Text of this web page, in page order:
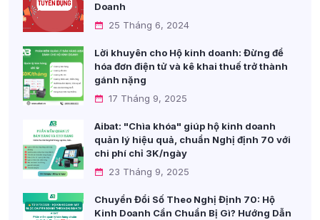
Doanh
25 Tháng 6, 2024
Lời khuyên cho Hộ kinh doanh: Đừng để
hóa đơn điện tử và kê khai thuế trở thành
gánh nặng
17 Tháng 9, 2025
Aibat: "Chìa khóa" giúp hộ kinh doanh
quản lý hiệu quả, chuẩn Nghị định 70 với
chi phí chỉ 3K/ngày
23 Tháng 9, 2025
Chuyển Đổi Số Theo Nghị Định 70: Hộ
Kinh Doanh Cần Chuẩn Bị Gì? Hướng Dẫn